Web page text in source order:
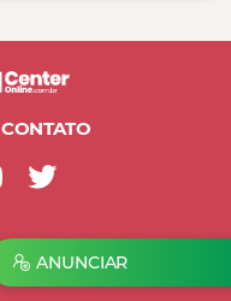
CONTATO
ANUNCIAR